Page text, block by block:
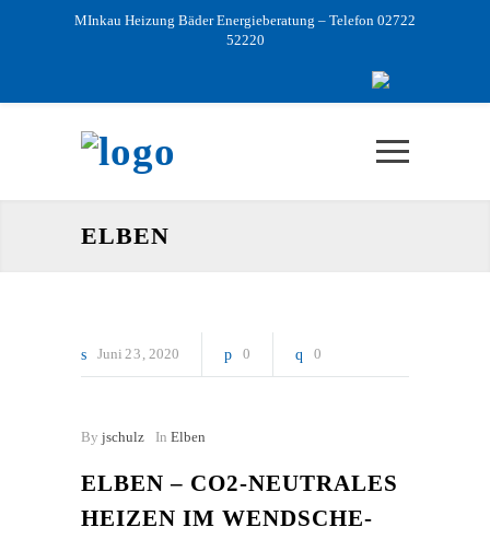
ELBEN
Juni 23 2020 0 0
By jschulz In Elben
ELBEN – CO2-NEUTRALES
HEIZEN IM WENDSCHE-
MInkau Heizung Bäder Energieberatung – Telefon 02722
52220